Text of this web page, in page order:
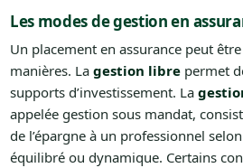
Les modes de gestion en
Un placement en assurance peut
manières. La gestion librepermet
supports d’investissement. La
appelée gestion sous mandat,
de l’épargne à un professionnel
équilibré ou dynamique. Certains